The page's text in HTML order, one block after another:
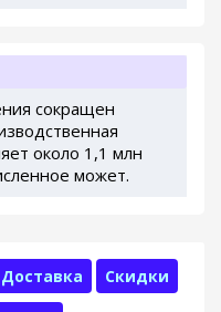
сокращен
около 1,1 млн
может.
Скидки